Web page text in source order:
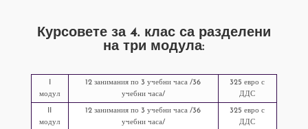
Курсовете за 4. класса разделени
на три модула:
I
модул
12 занимания по 3 учебни часа /36
учебни часа/
325 евро с
ДДС
II
модул
12 занимания по 3 учебни часа /36
учебни часа/
325 евро с
ДДС